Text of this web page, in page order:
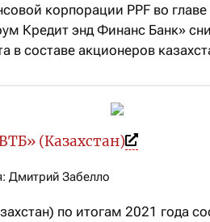
корпорации PPF во
Кредит энд Финанс Банк»
в составе акционеров
(Казахстан)
Дмитрий Забелло
по итогам 2021 года